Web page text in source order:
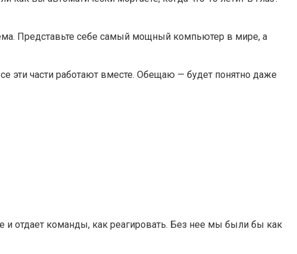
Представьте себе самый мощный компьютер в мире, а
эти части работают вместе. Обещаю — будет понятно даже
и отдает команды, как реагировать. Без нее мы были бы как